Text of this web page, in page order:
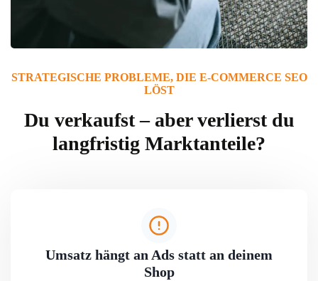
STRATEGISCHE PROBLEME, DIE E-COMMERCE SEO
LÖST
Du verkaufst – aber verlierst du
langfristig Marktanteile?
Umsatz hängt an Ads statt an deinem
Shop